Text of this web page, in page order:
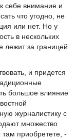
себе внимание и
что угодно, не
или нет. Но у
в нескольких
лежит за границей
и придется
большое влияние
журналистику с
множество
приобретете, -